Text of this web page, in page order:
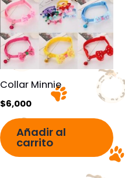
Collar Minnie
$6,000
Añadir al
carrito